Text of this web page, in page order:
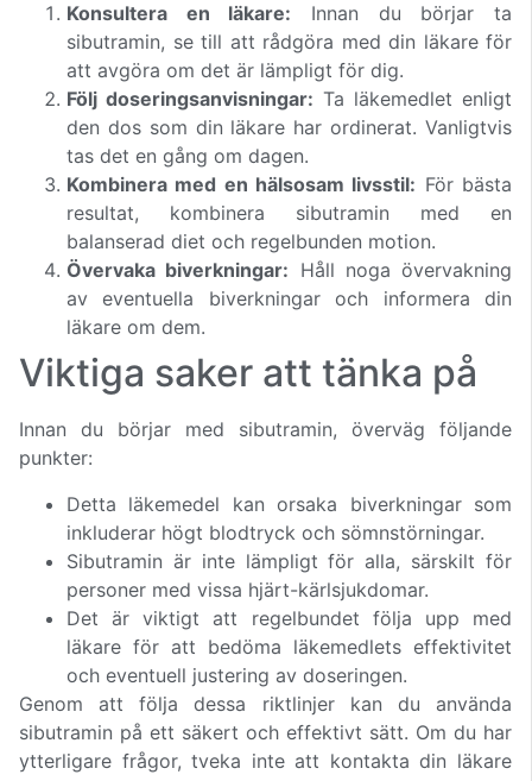
Konsultera en läkare: Innan du börjar ta
sibutramin, se till att rådgöra med din läkare för
att avgöra om det är lämpligt för dig.
Följ doseringsanvisningar: Ta läkemedlet enligt
den dos som din läkare har ordinerat. Vanligtvis
tas det en gång om dagen.
Kombinera med en hälsosam livsstil: För bästa
resultat, kombinera sibutramin med en
balanserad diet och regelbunden motion.
Övervaka biverkningar: Håll noga övervakning
av eventuella biverkningar och informera din
läkare om dem.
Viktiga saker att tänka på
Innan du börjar med sibutramin, överväg följande
punkter:
Detta läkemedel kan orsaka biverkningar som
inkluderar högt blodtryck och sömnstörningar.
Sibutramin är inte lämpligt för alla, särskilt för
personer med vissa hjärt-kärlsjukdomar.
Det är viktigt att regelbundet följa upp med
läkare för att bedöma läkemedlets effektivitet
och eventuell justering av doseringen.
Genom att följa dessa riktlinjer kan du använda
sibutramin på ett säkert och effektivt sätt. Om du har
ytterligare frågor, tveka inte att kontakta din läkare